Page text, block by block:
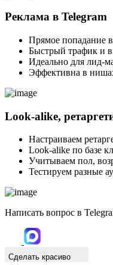
Реклама в Telegram
Прямое попадание
Быстрый трафик и
Идеально для лид-
Эффективна в
Look-alike,
Настраиваем
Look-alike по базе
Учитываем пол,
Тестируем разные
Написать вопрос в
Сделать красиво